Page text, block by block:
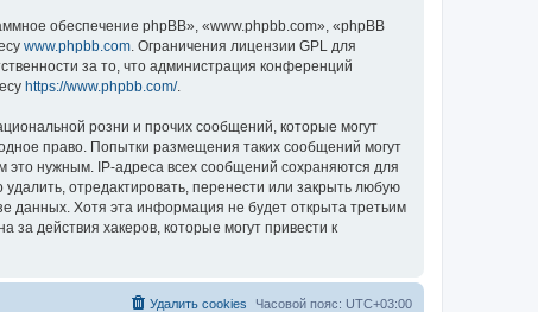
обеспечение phpBB», «www.phpbb.com», «phpBB
www.phpbb.com . Ограничения лицензии GPL для
за то, что администрация конференций
https://www.phpbb.com/.
розни и прочих сообщений, которые могут
право. Попытки размещения таких сообщений могут
это нужным. IP-адреса всех сообщений сохраняются для
отредактировать, перенести или закрыть любую
данных. Хотя эта информация не будет открыта третьим
действия хакеров, которые могут привести к
Часовой пояс: UTC+03:00
Удалить cookies